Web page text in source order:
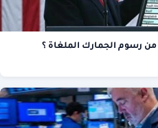
من رسوم الجمارك الملغاة ؟